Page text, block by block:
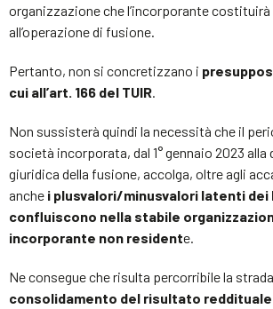
organizzazione che l’incorporante
all’operazione di fusione.
Pertanto, non si concretizzano i
cui all’art. 166 del TUIR.
Non sussisterà quindi la necessità che il
società incorporata, dal 1° gennaio 2023
giuridica della fusione, accolga, oltre agli
anche i plusvalori/minusvalori latenti dei
confluiscono nella stabile
incorporante non residente.
Ne consegue che risulta percorribile la
consolidamento del risultato